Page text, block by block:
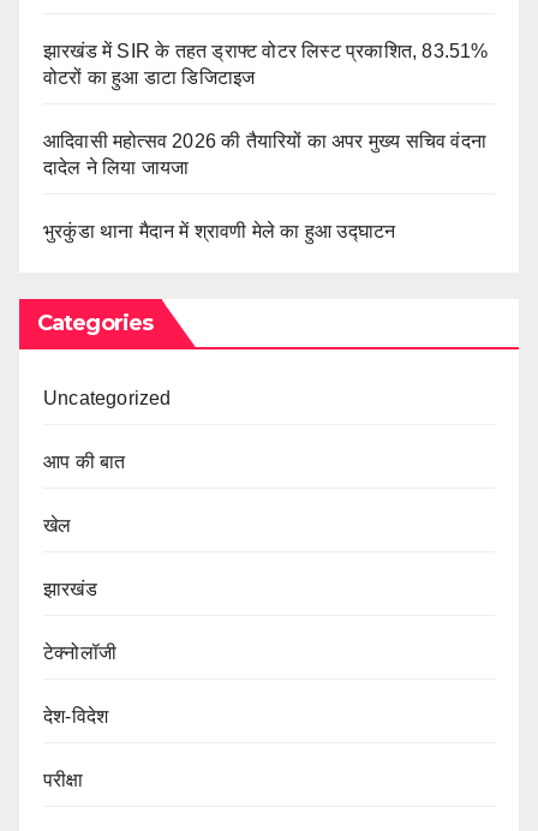
झारखंड में SIR के तहत ड्राफ्ट वोटर लिस्ट प्रकाशित, 83.51%
वोटरों का हुआ डाटा डिजिटाइज
आदिवासी महोत्सव 2026 की तैयारियों का अपर मुख्य सचिव वंदना
दादेल ने लिया जायजा
भुरकुंडा थाना मैदान में श्रावणी मेले का हुआ उद्घाटन
Categories
Uncategorized
आप की बात
खेल
झारखंड
टेक्नोलॉजी
देश-विदेश
परीक्षा